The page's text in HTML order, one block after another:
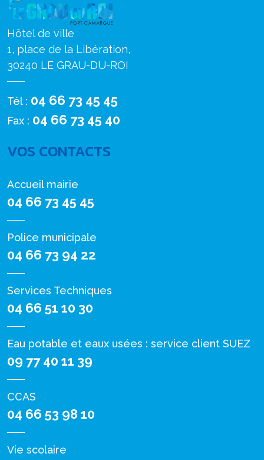
Hôtel de ville
1, place de la Libération,
30240 LE GRAU-DU-ROI
Tél : 04 66 73 45 45
Fax : 04 66 73 45 40
VOS CONTACTS
Accueil mairie
04 66 73 45 45
Police municipale
04 66 73 94 22
Services Techniques
04 66 51 10 30
Eau potable et eaux usées : service client SUEZ
09 77 40 11 39
CCAS
04 66 53 98 10
Vie scolaire